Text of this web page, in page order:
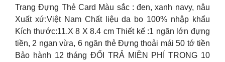
Trang Đựng Thẻ Card Màu sắc : đen, xanh navy, nâu
Xuất xứ:Việt Nam Chất liệu da bo 100% nhập khẩu
Kích thước:11.X 8 X 8.4 cm Thiết kế :1 ngăn lớn đựng
tiền, 2 ngan vừa, 6 ngăn thẻ Đựng thoải mái 50 tớ tiền
Bảo hành 12 tháng ĐỔI TRẢ MIỀN PHÍ TRONG 10